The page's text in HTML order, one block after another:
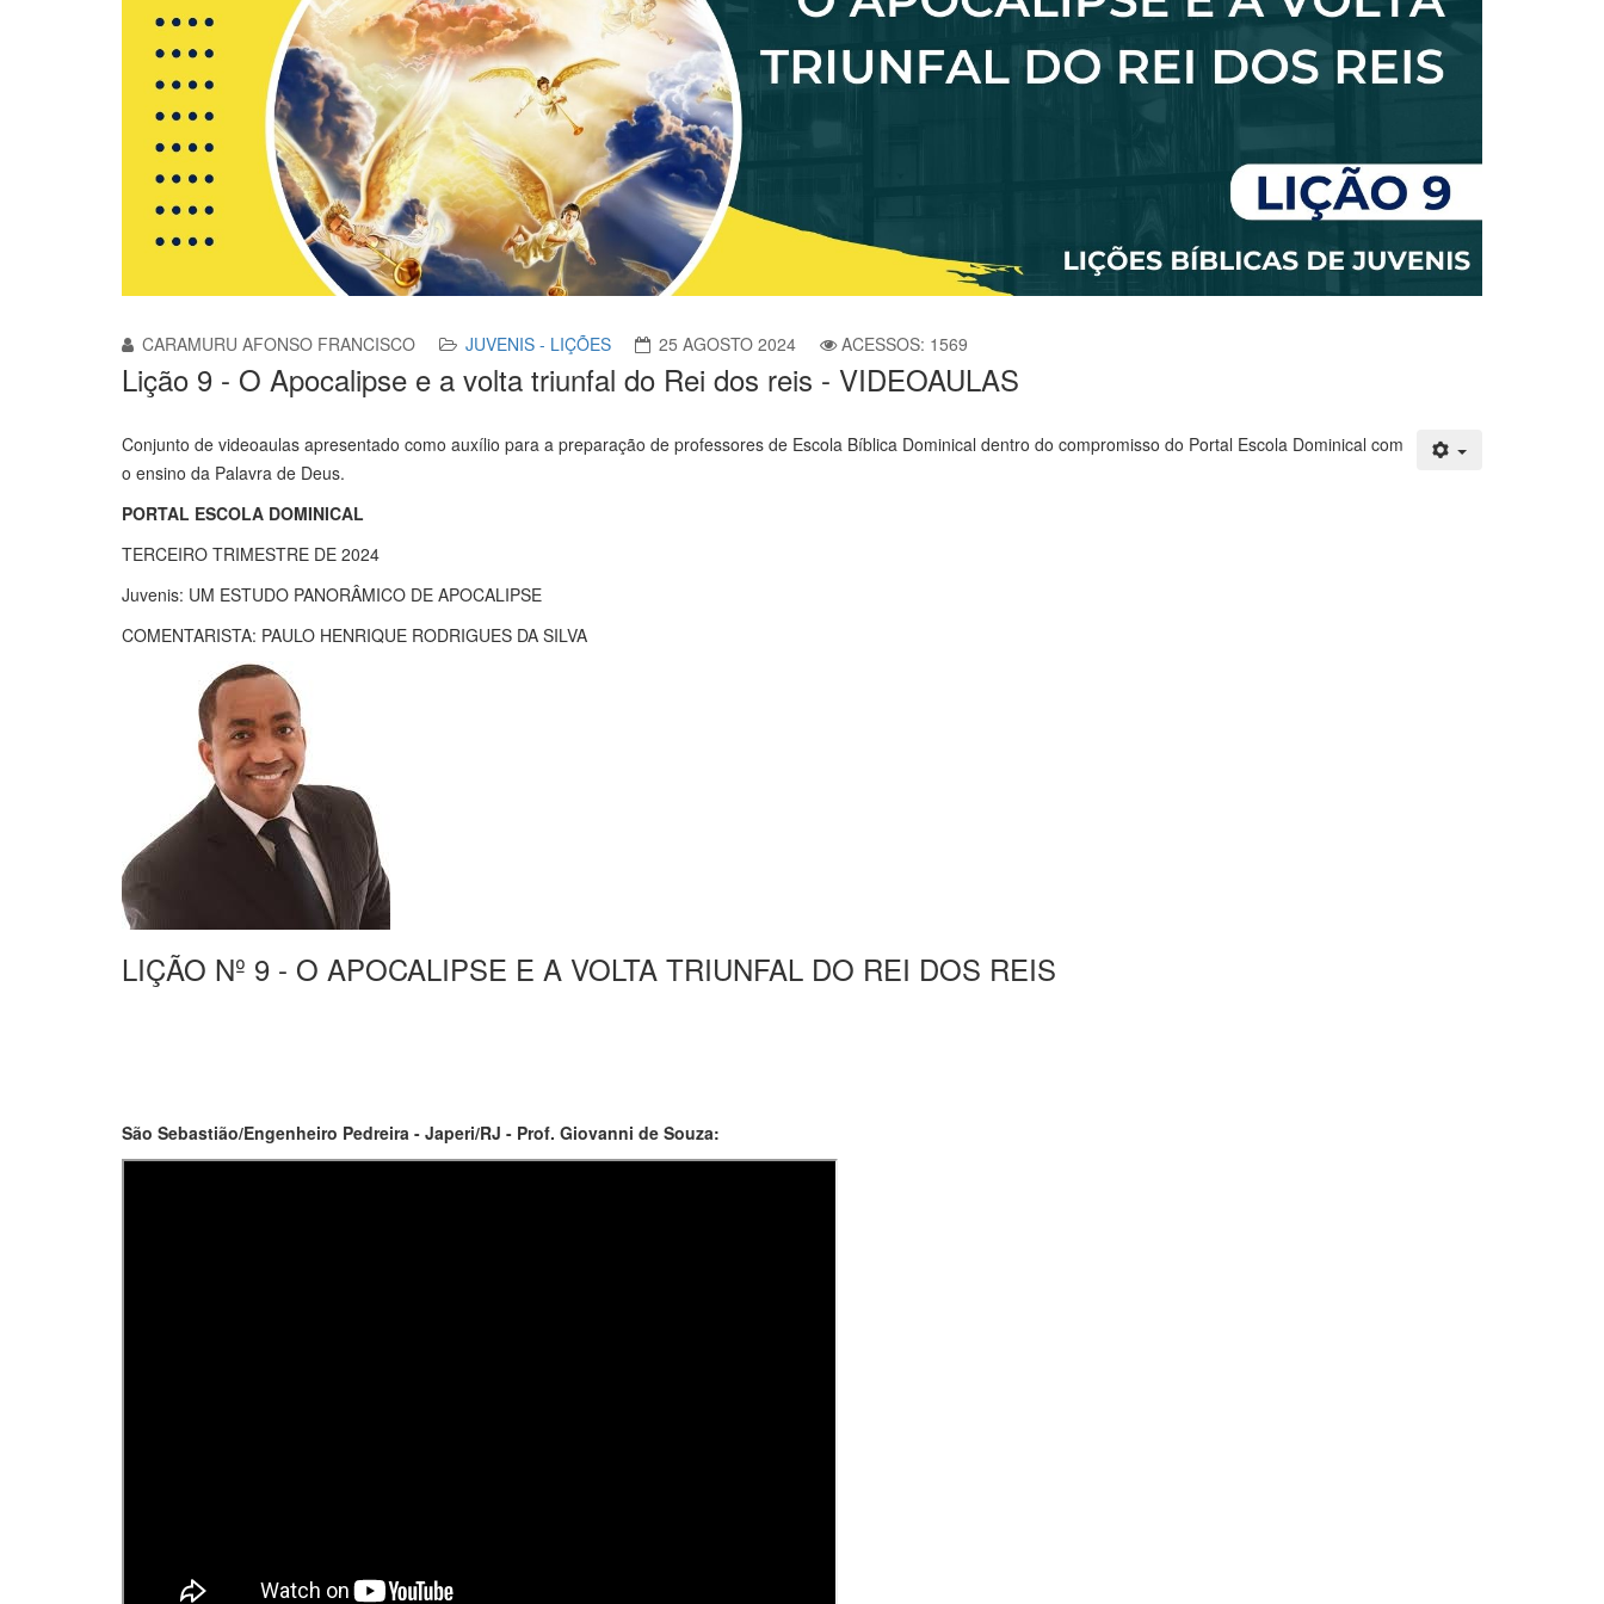
CARAMURU AFONSO FRANCISCO JUVENIS - LIÇÕES 25 AGOSTO 2024 ACESSOS: 1569
Lição 9 - O Apocalipse e a volta triunfal do Rei dos reis - VIDEOAULAS
Conjunto de videoaulas apresentado como auxílio para a preparação de professores de Escola Bíblica Dominical dentro do compromisso do Portal Escola Dominical com
o ensino da Palavra de Deus.
PORTAL ESCOLA DOMINICAL
TERCEIRO TRIMESTRE DE 2024
Juvenis: UM ESTUDO PANORÂMICO DE APOCALIPSE
COMENTARISTA: PAULO HENRIQUE RODRIGUES DA SILVA
LIÇÃO Nº 9 - O APOCALIPSE E A VOLTA TRIUNFAL DO REI DOS REIS
São Sebastião/Engenheiro Pedreira - Japeri/RJ - Prof. Giovanni de Souza: